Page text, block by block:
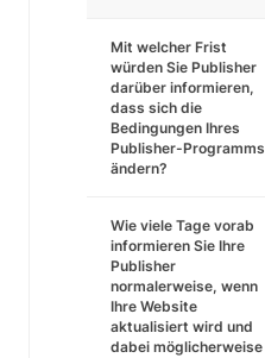
Mit welcher Frist
würden Sie Publisher
darüber informieren,
dass sich die
Bedingungen Ihres
Publisher-Programms
ändern?
Wie viele Tage vorab
informieren Sie Ihre
Publisher
normalerweise, wenn
Ihre Website
aktualisiert wird und
dabei möglicherweise